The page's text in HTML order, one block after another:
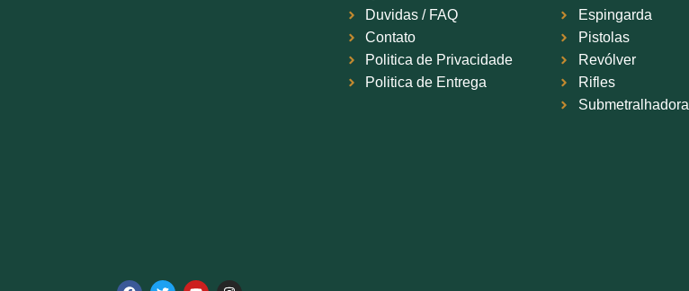
Duvidas / FAQ
Contato
Politica de Privacidade
Politica de Entrega
Espingarda
Pistolas
Revólver
Rifles
Submetralhadora